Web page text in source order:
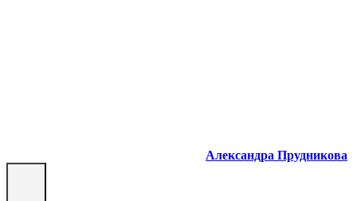
Александра Прудникова